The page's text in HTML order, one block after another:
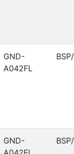
GND-
A042FL
GND-